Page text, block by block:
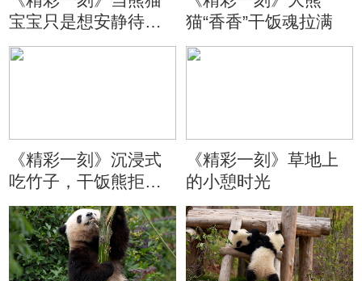
宝宝只是想安静待会
儿
猫“香香”干饭魂拉满
《精彩一刻》沉浸式
吃竹子，干饭熊拒绝
分心
《精彩一刻》草地上
的小憩时光